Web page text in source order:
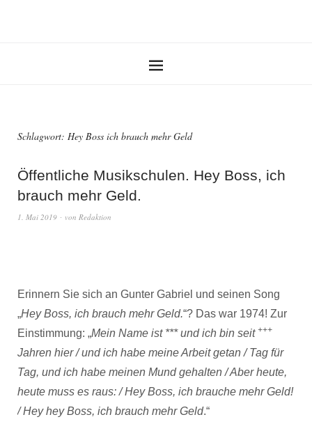
Schlagwort: Hey Boss ich brauch mehr Geld
Öffentliche Musikschulen. Hey Boss, ich
brauch mehr Geld.
1. Mai 2019 von Redaktion
Erinnern Sie sich an Gunter Gabriel und seinen Song
„Hey Boss, ich brauch mehr Geld.“? Das war 1974! Zur
Einstimmung: „Mein Name ist *** und ich bin seit +++
Jahren hier / und ich habe meine Arbeit getan / Tag für
Tag, und ich habe meinen Mund gehalten / Aber heute,
heute muss es raus: / Hey Boss, ich brauche mehr Geld!
/ Hey hey Boss, ich brauch mehr Geld.“